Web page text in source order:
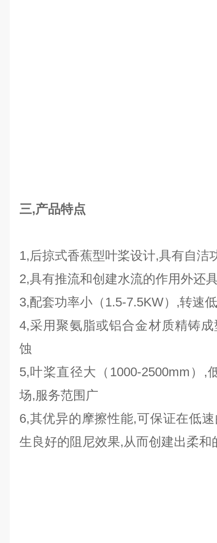
三,产品特点
1,后掠式香蕉型叶桨设计,具有自洁
2,具有推流和创建水流的作用外还
3,配套功率小（1.5-7.5KW）,转速
4,采用聚氨脂或铝合金材质精铸
蚀
5,叶桨直径大（1000-2500mm）,
场,服务范围广
6,其优异的摩擦性能,可保证在低
生良好的阻尼效果,从而创建出柔